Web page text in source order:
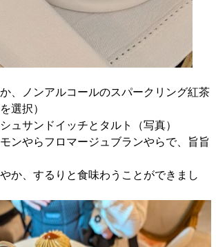
、ノンアルコールのスパークリング紅茶
選択）
ュサンドイッチとタルト（写真）
ンやらフロマージュブランやらで、旨旨
か、するりと食味わうことができまし